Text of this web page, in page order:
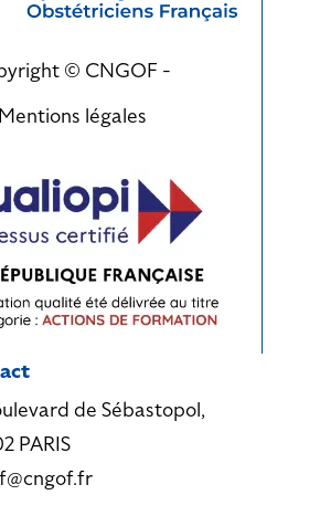
© CNGOF -
Mentions légales
de Sébastopol,
PARIS